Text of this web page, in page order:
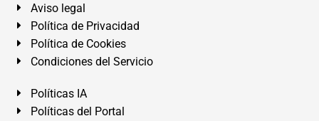
Aviso legal
Política de Privacidad
Política de Cookies
Condiciones del Servicio
Políticas IA
Políticas del Portal